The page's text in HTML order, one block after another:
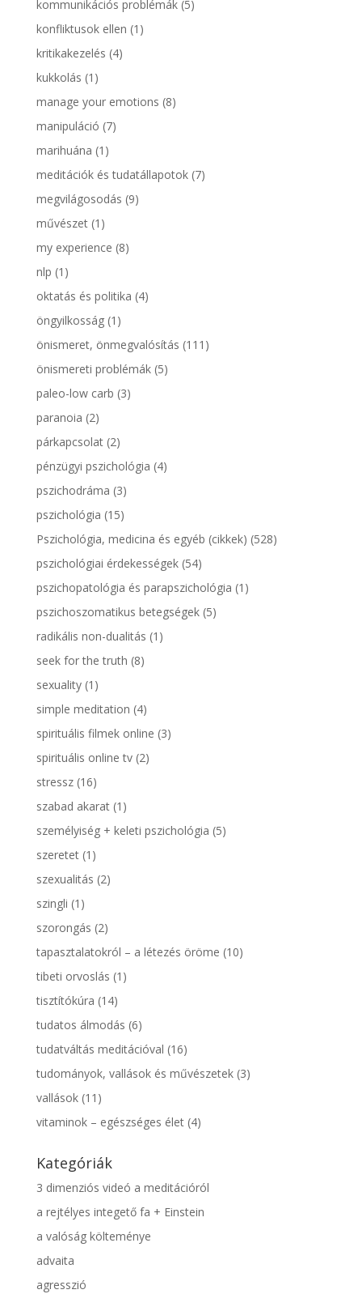
kommunikációs problémák(5)
konfliktusok ellen (1)
kritikakezelés (4)
kukkolás (1)
manage your emotions (8)
manipuláció (7)
marihuána (1)
meditációk és tudatállapotok(7)
megvilágosodás (9)
művészet(1)
my experience (8)
nlp (1)
oktatás és politika (4)
öngyilkosság(1)
önismeret, önmegvalósítás (111)
önismereti problémák(5)
paleo-low carb (3)
paranoia (2)
párkapcsolat(2)
pénzügyi pszichológia (4)
pszichodráma (3)
pszichológia (15)
Pszichológia, medicina és egyéb (cikkek) (528)
pszichológiai érdekességek(54)
pszichopatológia és parapszichológia (1)
pszichoszomatikus betegségek(5)
radikális non-dualitás (1)
seek for the truth (8)
sexuality(1)
simple meditation (4)
spirituális filmek online (3)
spirituális online tv(2)
stressz(16)
szabad akarat(1)
személyiség + keleti pszichológia (5)
szeretet(1)
szexualitás (2)
szingli (1)
szorongás (2)
tapasztalatokról – a létezés öröme (10)
tibeti orvoslás (1)
tisztítókúra (14)
tudatos álmodás (6)
tudatváltás meditációval (16)
tudományok, vallások és művészetek(3)
vallások(11)
vitaminok – egészséges élet(4)
Kategóriák
3 dimenziós videó a meditációról
a rejtélyes integető fa + Einstein
a valóság költeménye
advaita
agresszió